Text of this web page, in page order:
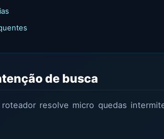
de busca
resolve micro quedas